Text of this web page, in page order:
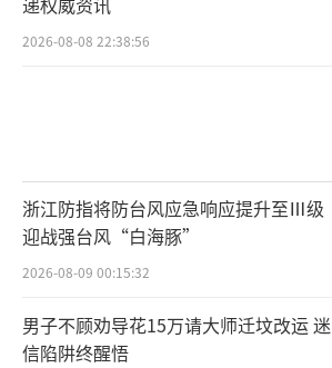
2026-08-08 22:38:56
浙江防指将防台风应急响应提升至Ⅲ级
迎战强台风“白海豚”
2026-08-09 00:15:32
男子不顾劝导花15万请大师迁坟改运 迷
信陷阱终醒悟